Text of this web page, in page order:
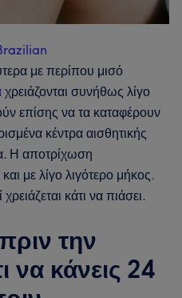
με περίπου μισό
χρειάζονται συνήθως λίγο
επίσης να τα καταφέρουν
κέντρα αισθητικής
Η αποτρίχωση
με λίγο λιγότερο μήκος.
κάτι να πιάσει.
την
να κάνεις 24